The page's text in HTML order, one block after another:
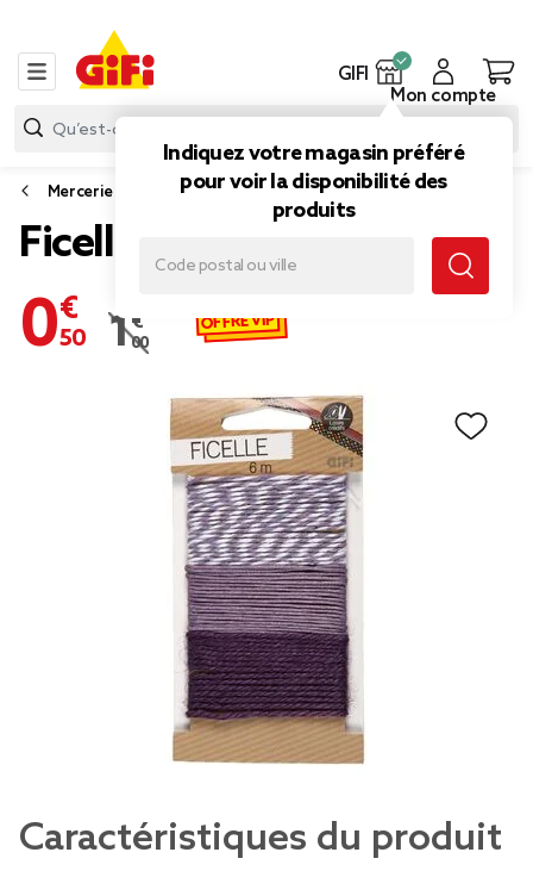
GIFI
Indiquez votre magasin préféré
pour voir la disponibilité des
produits
Mon compte
Mercerie
Ficelle violet 3x 2m
0,50 €
Prix remisé de 1,00 € à 0,50 €
1,00 € OFFRE VIP
Caractéristiques du produit